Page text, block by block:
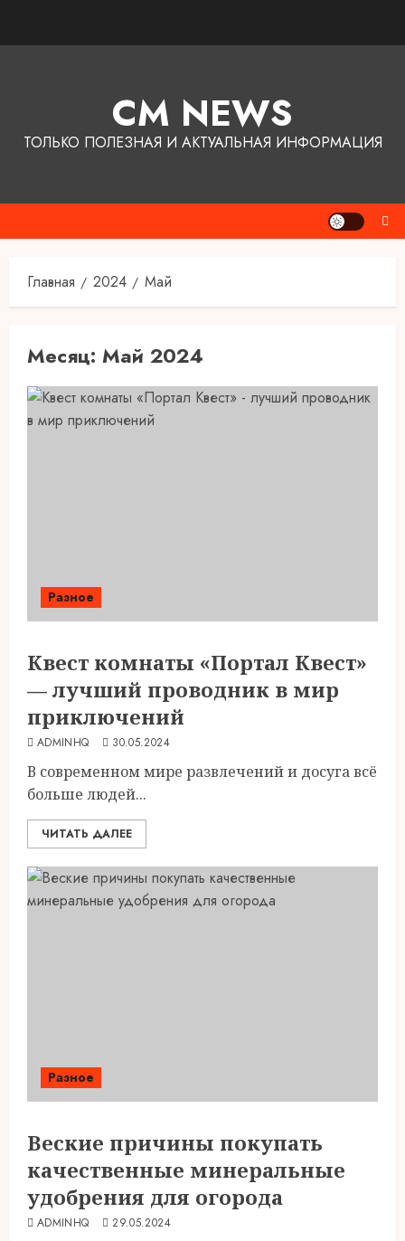
CM NEWS
ТОЛЬКО ПОЛЕЗНАЯ И АКТУАЛЬНАЯ ИНФОРМАЦИЯ
Главная 2024 Май
Месяц: Май 2024
Разное
Квест комнаты «Портал Квест»
— лучший проводник в мир
приключений
ADMINHQ 30.05.2024
В современном мире развлечений и досуга всё
больше людей...
ЧИТАТЬ ДАЛЕЕ
Разное
Веские причины покупать
качественные минеральные
удобрения для огорода
ADMINHQ 29.05.2024